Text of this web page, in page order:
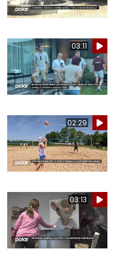
03:11
02:29
03:13